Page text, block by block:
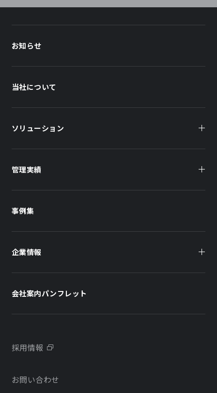
お知らせ
当社について
ソリューション
オーナー様向け
オフィスビル
住まい（社宅・賃貸住宅）
学校・教育施設
不動産開発をご検討の方へ
物件をお探しの方向け
管理実績
住まい（賃貸住宅）
事例集
企業情報
会社案内パンフレット
採用情報
お問い合わせ